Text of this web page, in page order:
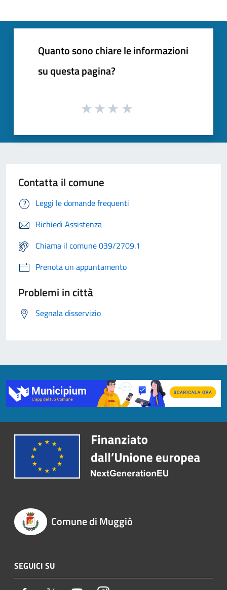
Quanto sono chiare le informazioni
su questa pagina?
Contatta il comune
Leggi le domande frequenti
Richiedi Assistenza
Chiama il comune 039/2709.1
Prenota un appuntamento
Problemi in città
Segnala disservizio
Comune di Muggiò
SEGUICI SU